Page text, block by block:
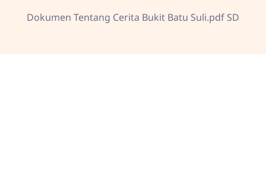
Dokumen Tentang Cerita Bukit Batu Suli.pdf SD